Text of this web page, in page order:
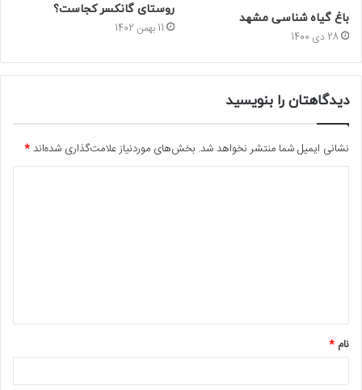
باغ گیاه شناسی مشهد
28 دی 1400
روستای گانکسر کجاست؟
11 بهمن 1402
دیدگاهتان را بنویسید
نشانی ایمیل شما منتشر نخواهد شد. بخش‌های موردنیاز علامت‌گذاری شده‌اند*
*
نام *